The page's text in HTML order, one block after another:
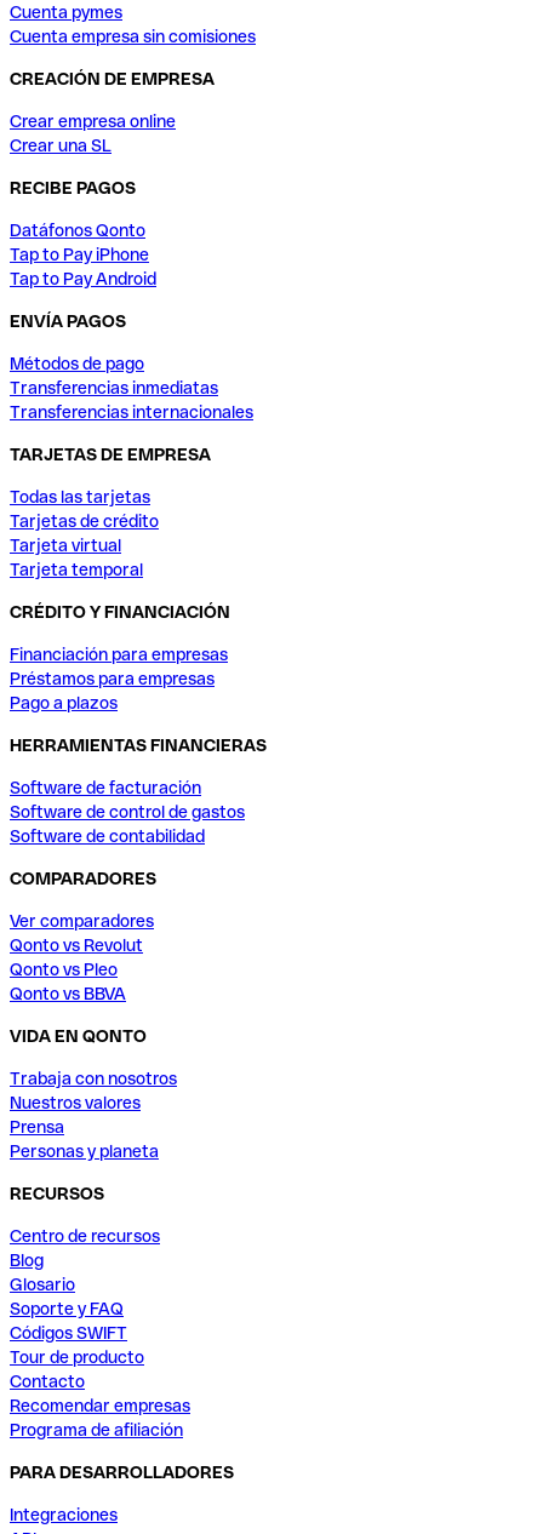
Cuenta pymes
Cuenta empresa sin comisiones
CREACIÓN DE EMPRESA
Crear empresa online
Crear una SL
RECIBE PAGOS
Datáfonos Qonto
Tap to Pay iPhone
Tap to Pay Android
ENVÍA PAGOS
Métodos de pago
Transferencias inmediatas
Transferencias internacionales
TARJETAS DE EMPRESA
Todas las tarjetas
Tarjetas de crédito
Tarjeta virtual
Tarjeta temporal
CRÉDITO Y FINANCIACIÓN
Financiación para empresas
Préstamos para empresas
Pago a plazos
HERRAMIENTAS FINANCIERAS
Software de facturación
Software de control de gastos
Software de contabilidad
COMPARADORES
Ver comparadores
Qonto vs Revolut
Qonto vs Pleo
Qonto vs BBVA
VIDA EN QONTO
Trabaja con nosotros
Nuestros valores
Prensa
Personas y planeta
RECURSOS
Centro de recursos
Blog
Glosario
Soporte y FAQ
Códigos SWIFT
Tour de producto
Contacto
Recomendar empresas
Programa de afiliación
PARA DESARROLLADORES
Integraciones